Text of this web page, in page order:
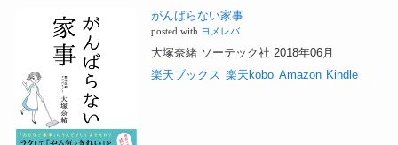
がんばらない家事
posted with ヨメレバ
大塚奈緒 ソーテック社 2018年06月
楽天ブックス 楽天kobo Amazon Kindle